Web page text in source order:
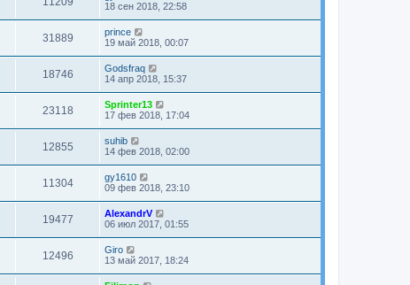
18 сен 2018, 22:58
31889
prince
19 май 2018, 00:07
18746
Godsfraq
14 апр 2018, 15:37
23118
Sprinter13
17 фев 2018, 17:04
12855
suhib
14 фев 2018, 02:00
11304
gy1610
09 фев 2018, 23:10
19477
AlexandrV
06 июл 2017, 01:55
12496
Giro
13 май 2017, 18:24